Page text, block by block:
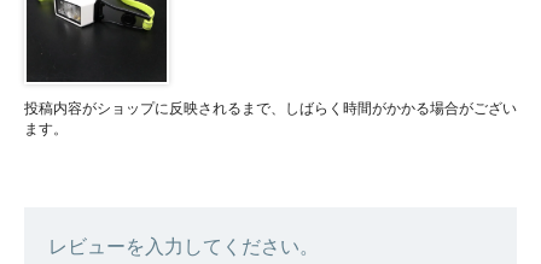
投稿内容がショップに反映されるまで、しばらく時間がかかる場合がござい
ます。
レビューを入力してください。